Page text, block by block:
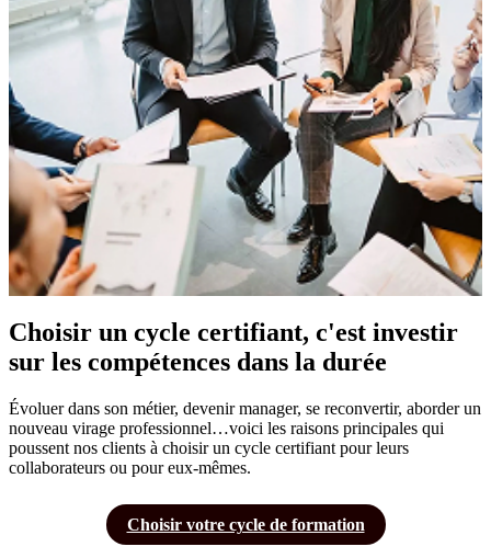
Formation de formateurs
9 jours
Découvrir
Choisir un cycle certifiant, c'est investir
sur les compétences dans la durée
Évoluer dans son métier, devenir manager, se reconvertir, aborder un
nouveau virage professionnel…voici les raisons principales qui
poussent nos clients à choisir un cycle certifiant pour leurs
collaborateurs ou pour eux-mêmes.
Choisir votre cycle de formation